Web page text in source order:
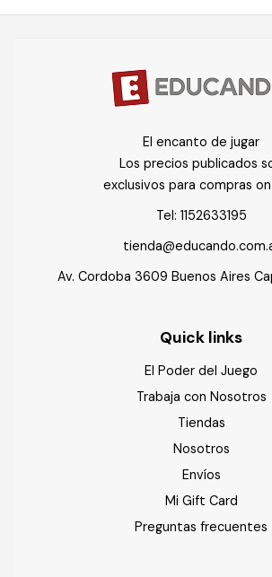
El encanto de jugar
Los precios publicados
exclusivos para compras
Tel: 1152633195
Av. Cordoba 3609 Buenos Aires
Quick links
El Poder del Juego
Trabaja con Nosotros
Tiendas
Nosotros
Envíos
Mi Gift Card
Preguntas frecuentes